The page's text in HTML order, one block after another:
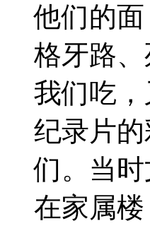
他们的
格牙路
我们吃
纪录片
们。当
在家属